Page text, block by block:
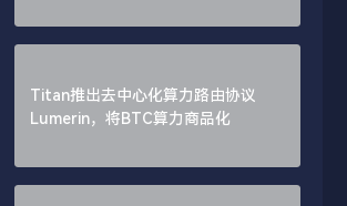
Titan推出去中心化算力路由协议
Lumerin，将BTC算力商品化